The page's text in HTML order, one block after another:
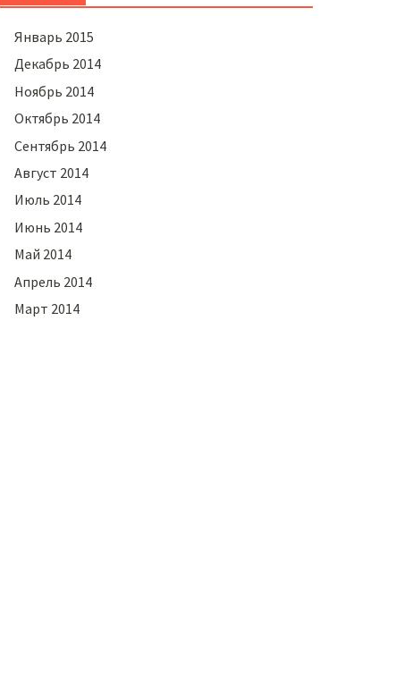
Январь 2015
Декабрь 2014
Ноябрь 2014
Октябрь 2014
Сентябрь 2014
Август 2014
Июль 2014
Июнь 2014
Май 2014
Апрель 2014
Март 2014